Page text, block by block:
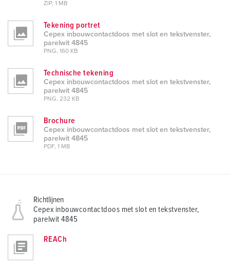
ZIP, 1 MB
Tekening portret
Cepex inbouwcontactdoos met slot en tekstvenster,
parelwit 4845
PNG, 160 KB
Technische tekening
Cepex inbouwcontactdoos met slot en tekstvenster,
parelwit 4845
PNG, 232 KB
Brochure
Cepex inbouwcontactdoos met slot en tekstvenster,
parelwit 4845
PDF, 1 MB
Richtlijnen
Cepex inbouwcontactdoos met slot en tekstvenster,
parelwit 4845
REACh